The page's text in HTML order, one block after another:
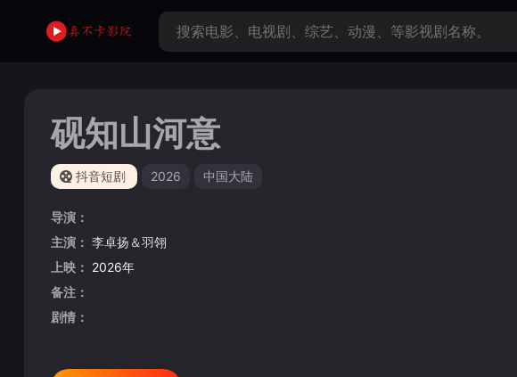
砚知山河意
抖音短剧 2026 中国大陆
导演：
主演： 李卓扬＆羽翎
上映： 2026年
备注：
剧情：